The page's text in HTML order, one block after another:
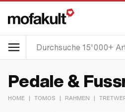
Pedale &
HOME | TOMOS | RAHMEN |